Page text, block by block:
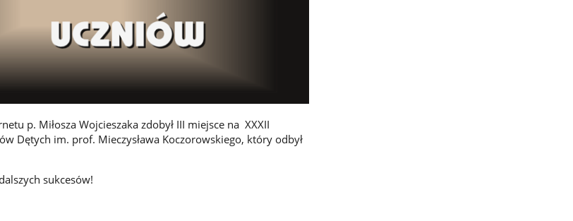
p. Miłosza Wojcieszaka zdobył III miejsce na XXXII
Dętych im. prof. Mieczysława Koczorowskiego, który odbył
sukcesów!